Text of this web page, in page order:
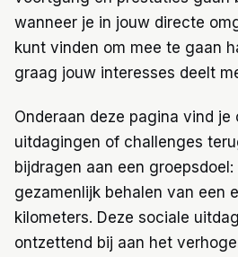
wanneer je in jouw directe
kunt vinden om mee te gaan
graag jouw interesses deelt
Onderaan deze pagina vind je
uitdagingen of challenges
bijdragen aan een
gezamenlijk behalen van een
kilometers. Deze sociale
ontzettend bij aan het